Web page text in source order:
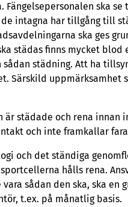
Fängelsepersonalen ska
intagna har tillgång till
ska ges
städas finns mycket
städning. Att ha
Särskild uppmärksamhet
städade och rena innan
och inte framkallar
och det ständiga
hålls rena.
sådan den ska, ska
t.ex. på månatlig basis.